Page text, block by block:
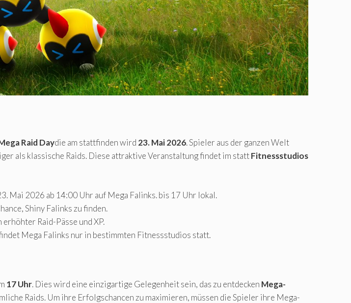
Raid Daydie am stattfinden wird 23. Mai 2026. Spieler aus der ganzen Welt
als klassische Raids. Diese attraktive Veranstaltung findet im stattFitnessstudios
Mai 2026 ab 14:00 Uhr auf Mega Falinks. bis 17 Uhr lokal.
Shiny Falinks zu finden.
Raid-Pässe und XP.
Mega Falinks nur in bestimmten Fitnessstudios statt.
17 Uhr. Dies wird eine einzigartige Gelegenheit sein, das zu entdecken Mega-
Raids. Um ihre Erfolgschancen zu maximieren, müssen die Spieler ihre Mega-